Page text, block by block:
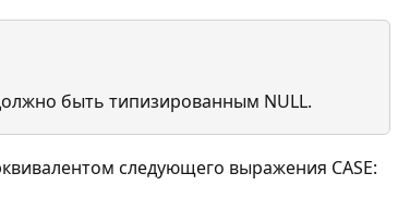
быть типизированным NULL.
следующего выражения CASE: